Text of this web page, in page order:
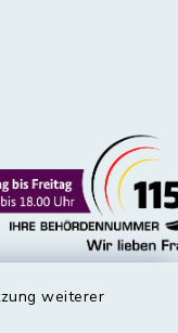
weiterer